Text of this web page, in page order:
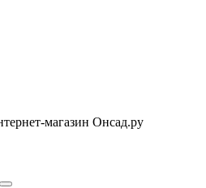
магазин Онсад.ру